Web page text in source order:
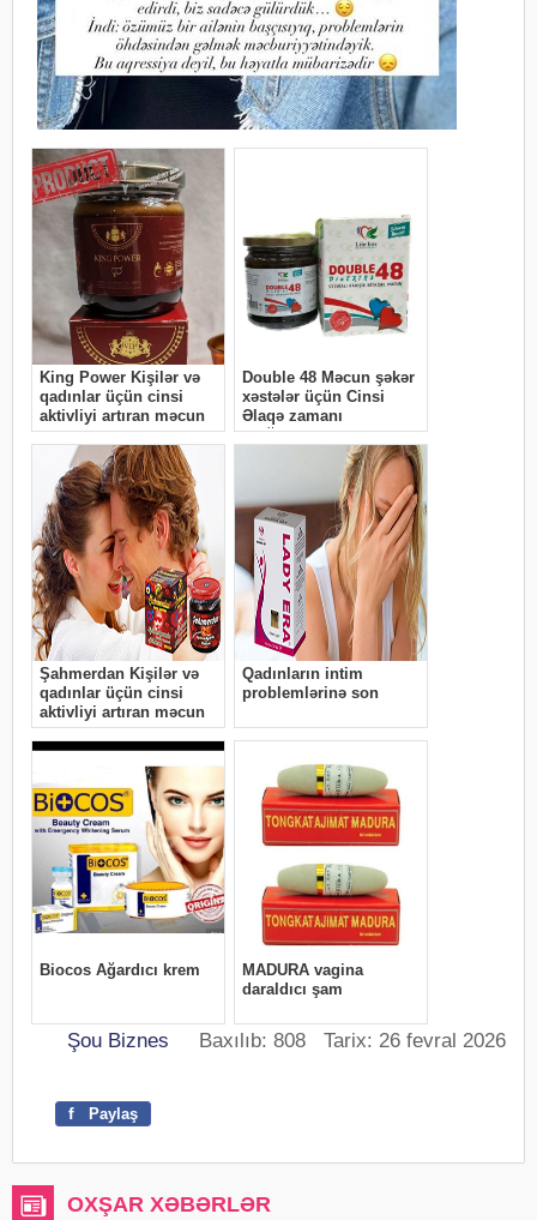
Şou Biznes Baxılıb: 808 Tarix: 26 fevral 2026
f Paylaş
OXŞAR XƏBƏRLƏR